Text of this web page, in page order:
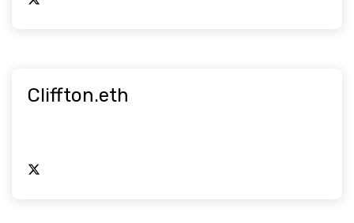
Cliffton.eth